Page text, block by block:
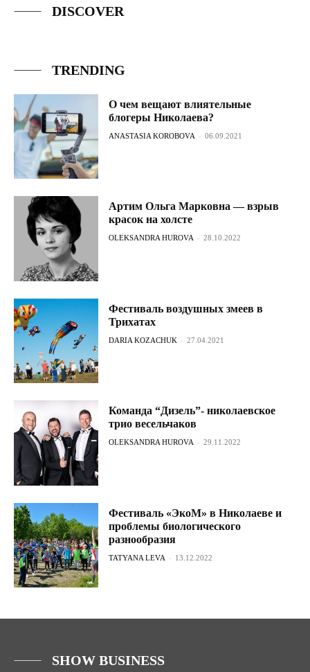
DISCOVER
TRENDING
О чем вещают влиятельные
блогеры Николаева?
ANASTASIA KOROBOVA - 06.09.2021
Артим Ольга Марковна — взрыв
красок на холсте
OLEKSANDRA HUROVA - 28.10.2022
Фестиваль воздушных змеев в
Трихатах
DARIA KOZACHUK - 27.04.2021
Команда “Дизель”- николаевское
трио весельчаков
OLEKSANDRA HUROVA - 29.11.2022
Фестиваль «ЭкоМ» в Николаеве и
проблемы биологического
разнообразия
TATYANA LEVA - 13.12.2022
SHOW BUSINESS